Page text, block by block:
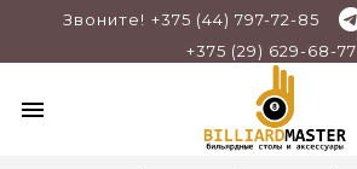
Звоните! +375 (44) 797-72-85
+375 (29) 629-68-77
menu